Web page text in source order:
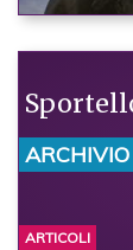
ARCHIVIO
ARTICOLI